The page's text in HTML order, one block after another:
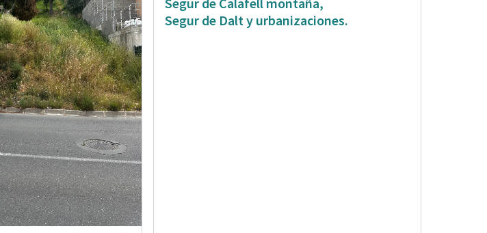
Segur de Dalt y urbanizaciones.